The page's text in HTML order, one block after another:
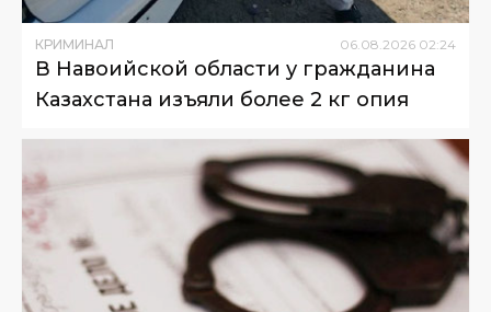
КРИМИНАЛ 06.08.2026 02:24
В Навоийской области у гражданина
Казахстана изъяли более 2 кг опия